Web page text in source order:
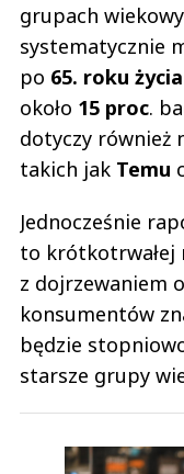
grupach
systematycznie
po 65. roku życia
około 15 proc.
dotyczy również
takich jak Temu
Jednocześnie
to krótkotrwałej
z dojrzewaniem
konsumentów
będzie
starsze grupy